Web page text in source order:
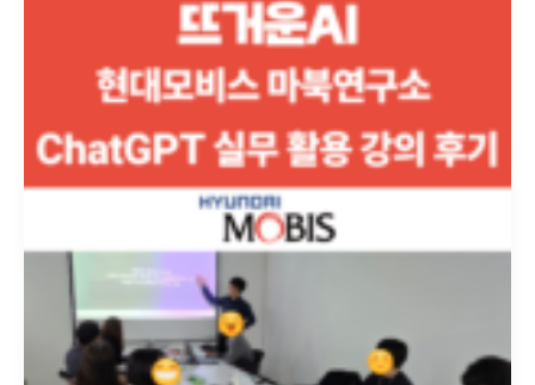
ChatGPT
후